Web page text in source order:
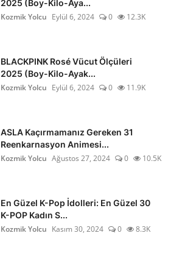
2025 (Boy-Kilo-Aya...
Kozmik Yolcu Eylül 6, 2024 0 12.3K
BLACKPINK Rosé Vücut Ölçüleri
2025 (Boy-Kilo-Ayak...
Kozmik Yolcu Eylül 6, 2024 0 11.9K
ASLA Kaçırmamanız Gereken 31
Reenkarnasyon Animesi...
Kozmik Yolcu Ağustos 27, 2024 0 10.5K
En Güzel K-Pop İdolleri: En Güzel 30
K-POP Kadın S...
Kozmik Yolcu Kasım 30, 2024 0 8.3K